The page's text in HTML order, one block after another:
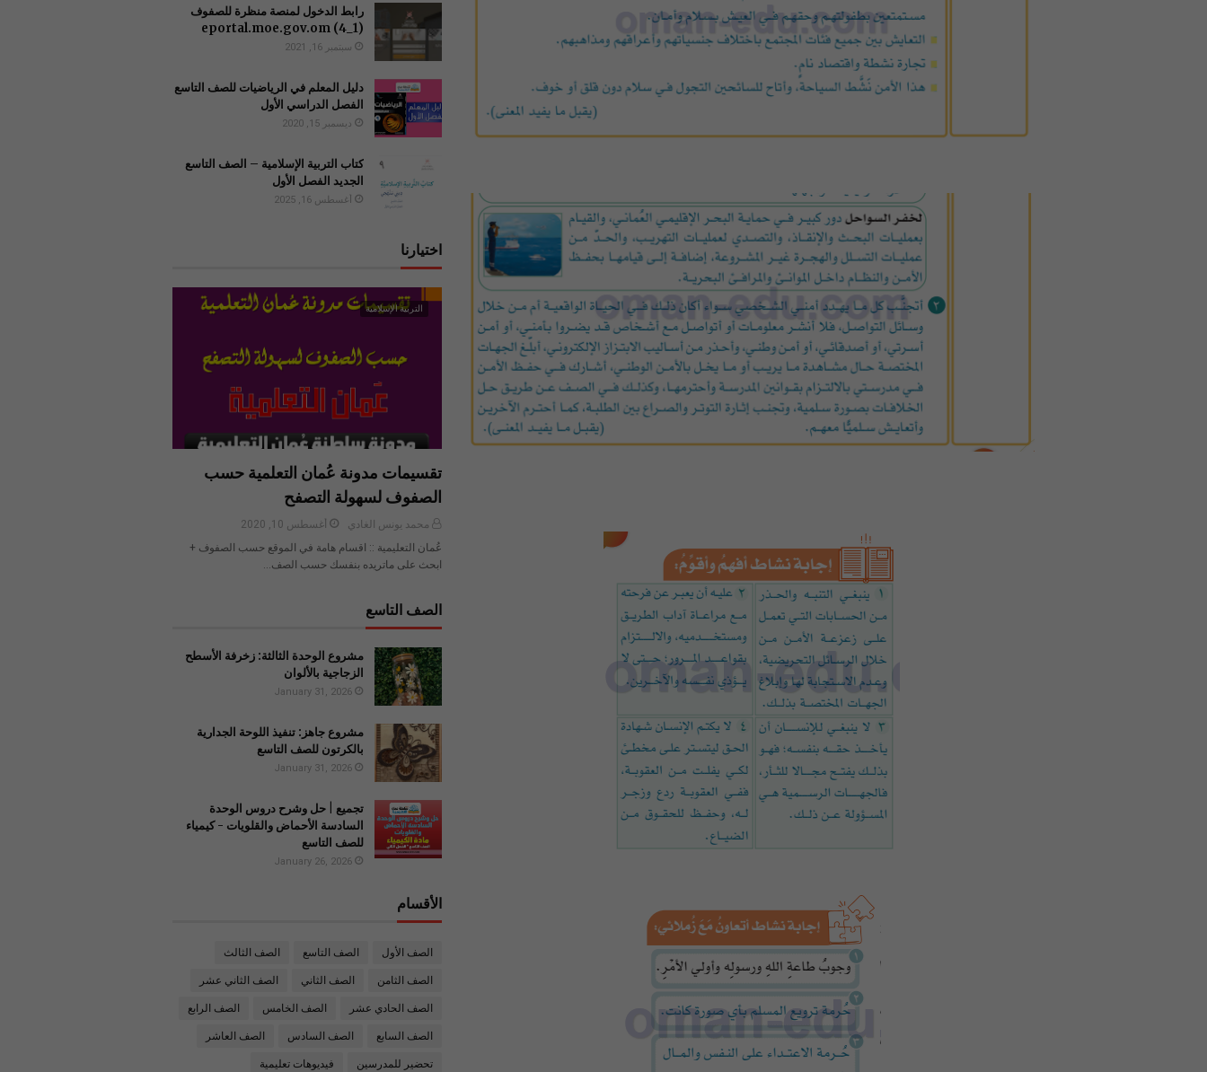
رابط الدخول لمنصة منظرة للصفوف
(1_4) ‏eportal.moe.gov.om
سبتمبر 16, 2021
دليل المعلم في الرياضيات للصف التاسع
الفصل الدراسي الأول
ديسمبر 15, 2020
كتاب التربية الإسلامية – الصف التاسع
الجديد الفصل الأول
أغسطس 16, 2025
اختيارنا
التربية الإسلامية
تقسيمات مدونة عُمان التعلمية حسب
الصفوف لسهولة التصفح
محمد يونس الغادي
أغسطس 10, 2020
عُمان التعليمية :: اقسام هامة في الموقع حسب الصفوف +
ابحث على ماتريده بنفسك حسب الصف…
الصف التاسع
مشروع الوحدة الثالثة: زخرفة الأسطح
الزجاجية بالألوان
January 31, 2026
مشروع جاهز: تنفيذ اللوحة الجدارية
بالكرتون للصف التاسع
January 31, 2026
تجميع | حل وشرح دروس الوحدة
السادسة الأحماض والقلويات - كيمياء
للصف التاسع
January 26, 2026
الأقسام
الصف الأول الصف التاسع الصف الثالث
الصف الثامن الصف الثاني الصف الثاني عشر
الصف الحادي عشر الصف الخامس الصف الرابع
الصف السابع الصف السادس الصف العاشر
تحضير للمدرسين فيديوهات تعليمية